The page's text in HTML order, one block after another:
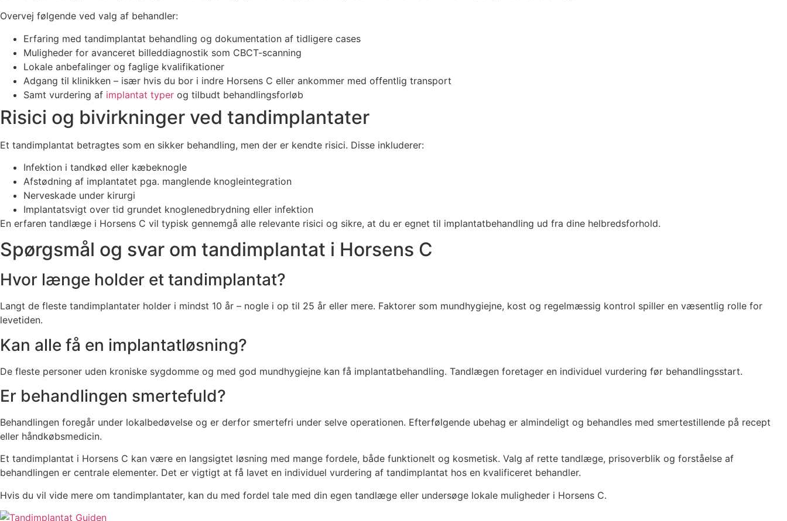
Overvej følgende ved valg af behandler:
Erfaring med tandimplantat behandling og dokumentation af tidligere cases
Muligheder for avanceret billeddiagnostik som CBCT-scanning
Lokale anbefalinger og faglige kvalifikationer
Adgang til klinikken – især hvis du bor i indre Horsens C eller ankommer med offentlig transport
Samt vurdering af implantat typer og tilbudt behandlingsforløb
Risici og bivirkninger ved tandimplantater
Et tandimplantat betragtes som en sikker behandling, men der er kendte risici. Disse inkluderer:
Infektion i tandkød eller kæbeknogle
Afstødning af implantatet pga. manglende knogleintegration
Nerveskade under kirurgi
Implantatsvigt over tid grundet knoglenedbrydning eller infektion
En erfaren tandlæge i Horsens C vil typisk gennemgå alle relevante risici og sikre, at du er egnet til implantatbehandling ud fra dine helbredsforhold.
Spørgsmål og svar om tandimplantat i Horsens C
Hvor længe holder et tandimplantat?
Langt de fleste tandimplantater holder i mindst 10 år – nogle i op til 25 år eller mere. Faktorer som mundhygiejne, kost og regelmæssig kontrol spiller en væsentlig rolle for
levetiden.
Kan alle få en implantatløsning?
De fleste personer uden kroniske sygdomme og med god mundhygiejne kan få implantatbehandling. Tandlægen foretager en individuel vurdering før behandlingsstart.
Er behandlingen smertefuld?
Behandlingen foregår under lokalbedøvelse og er derfor smertefri under selve operationen. Efterfølgende ubehag er almindeligt og behandles med smertestillende på recept
eller håndkøbsmedicin.
Et tandimplantat i Horsens C kan være en langsigtet løsning med mange fordele, både funktionelt og kosmetisk. Valg af rette tandlæge, prisoverblik og forståelse af
behandlingen er centrale elementer. Det er vigtigt at få lavet en individuel vurdering af tandimplantat hos en kvalificeret behandler.
Hvis du vil vide mere om tandimplantater, kan du med fordel tale med din egen tandlæge eller undersøge lokale muligheder i Horsens C.